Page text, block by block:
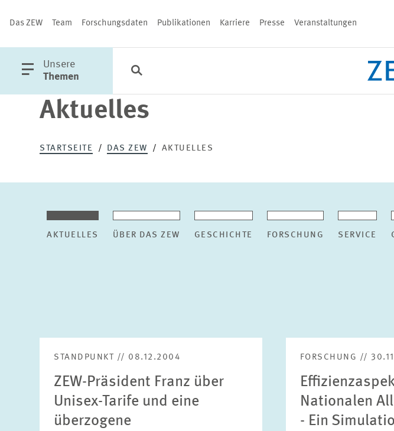
Das ZEW Team Forschungsdaten Publikationen Karriere Presse Veranstaltungen
öffne
Hauptmenü
Unsere
Themen
Kategorien
Schließen
Aktuelles
STARTSEITE DAS ZEW AKTUELLES
AKTUELLES ÜBER DAS ZEW GESCHICHTE FORSCHUNG SERVICE
STANDPUNKT // 08.12.2004
ZEW-Präsident Franz über
Unisex-Tarife und eine
überzogene
FORSCHUNG //
Nationalen
- Ein